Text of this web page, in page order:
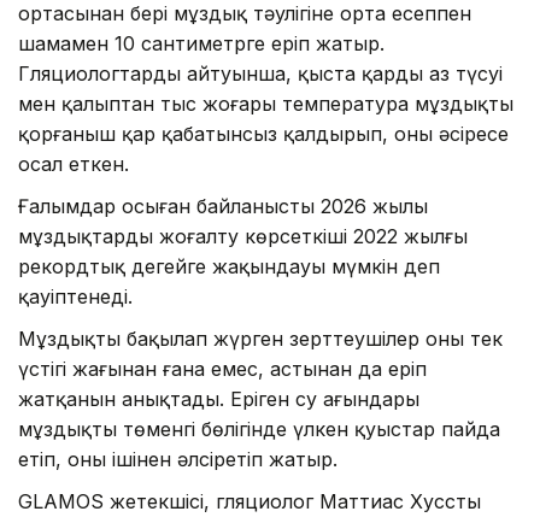
ортасынан бері мұздық тәулігіне орта есеппен
шамамен 10 сантиметрге еріп жатыр.
Гляциологтардың айтуынша, қыста қардың аз түсуі
мен қалыптан тыс жоғары температура мұздықты
қорғаныш қар қабатынсыз қалдырып, оны әсіресе
осал еткен.
Ғалымдар осыған байланысты 2026 жылы
мұздықтардың жоғалту көрсеткіші 2022 жылғы
рекордтық деңгейге жақындауы мүмкін деп
қауіптенеді.
Мұздықты бақылап жүрген зерттеушілер оның тек
үстіңгі жағынан ғана емес, астынан да еріп
жатқанын анықтады. Еріген су ағындары
мұздықтың төменгі бөлігінде үлкен қуыстар пайда
етіп, оны ішінен әлсіретіп жатыр.
GLAMOS жетекшісі, гляциолог Маттиас Хусстың